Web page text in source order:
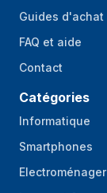
Guides d'achat
FAQ et aide
Contact
Catégories
Informatique
Smartphones
Electroménager